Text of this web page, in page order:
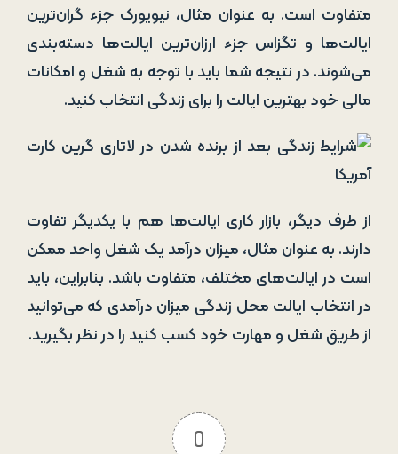
متفاوت است. به عنوان مثال، نیویورک جزء گران‌ترین
ایالت‌ها و تگزاس جزء ارزان‌ترین ایالت‌ها دسته‌بندی
می‌شوند. در نتیجه شما باید با توجه به شغل و امکانات
مالی خود بهترین ایالت را برای زندگی انتخاب کنید.
از طرف دیگر، بازار کاری ایالت‌ها هم با یکدیگر تفاوت
دارند. به عنوان مثال، میزان درآمد یک شغل واحد ممکن
است در ایالت‌های مختلف، متفاوت باشد. بنابراین، باید
در انتخاب ایالت محل زندگی میزان درآمدی که می‌توانید
از طریق شغل و مهارت خود کسب کنید را در نظر بگیرید.
0